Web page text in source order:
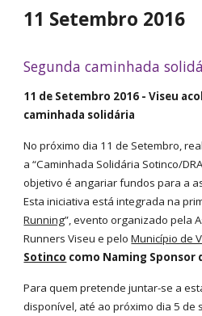
11 Setembro 2016
Segunda caminhada
11 de Setembro 2016 - Viseu
caminhada solidária
No próximo dia 11 de Setembro,
a “Caminhada Solidária Sotinco/
objetivo é angariar fundos para a
Esta iniciativa está integrada na
Running”, evento organizado pela
Runners Viseu e peloMunicípio de
Sotinco como Naming Sponsor
Para quem pretende juntar-se a
disponível, até ao próximo dia 5